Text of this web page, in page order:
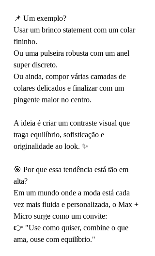
📌 Um exemplo?
Usar um brinco statement com um colar
fininho.
Ou uma pulseira robusta com um anel
super discreto.
Ou ainda, compor várias camadas de
colares delicados e finalizar com um
pingente maior no centro.
A ideia é criar um contraste visual que
traga equilíbrio, sofisticação e
originalidade ao look. ✨
🎯 Por que essa tendência está tão em
alta?
Em um mundo onde a moda está cada
vez mais fluida e personalizada, o Max +
Micro surge como um convite:
👉 "Use como quiser, combine o que
ama, ouse com equilíbrio."